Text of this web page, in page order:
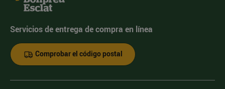
Servicios de entrega de compra en línea
Comprobar el código postal